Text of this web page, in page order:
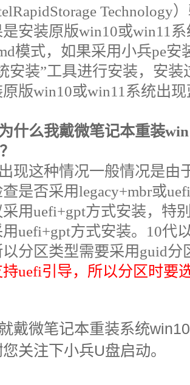
Technology）
安装原版win10或win11
模式，如果采用小兵pe安
安装”工具进行安装，安
版win10或win11系统出
什么我戴微笔记本重装
？
现这种情况一般情况是由
是否采用legacy+mbr或
用uefi+gpt方式安装，特
uefi+gpt方式安装。10代
分区类型需要采用guid分
uefi引导，所以分区时要
戴微笔记本重装系统
关注下小兵U盘启动。